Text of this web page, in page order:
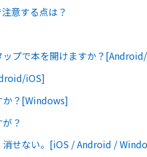
意する点は？
プで本を開けますか？
iOS]
か？[Windows]
？
せない。[iOS / Android /